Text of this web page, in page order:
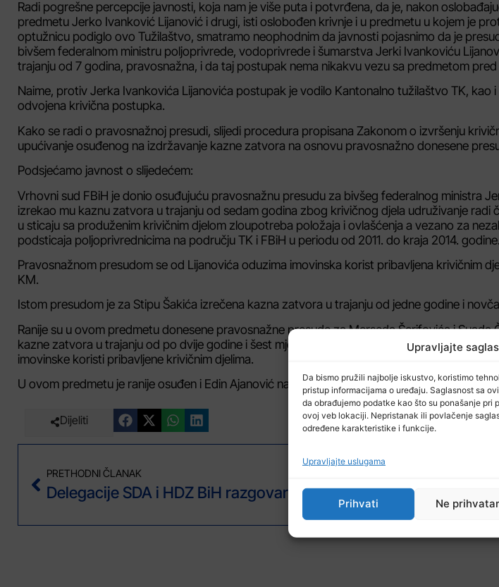
Upravljajte
Da bismo pružili najbolje iskustvo, koristimo
pristup informacijama o uređaju. Saglasnost sa
da obrađujemo podatke kao što su ponašanje pri
ovoj veb lokaciji. Nepristanak ili povlačenje
određene karakteristike i funkcije.
Upravljajte uslugama
Prihvati Ne
Radi pogrešne percepcije javnosti, koja nam je više puta i potvrđena, da je, nakon
predmetu Jerko Ivanković Lijanović i drugi, isti oslobođen krivnje i u predmetu u kojem je
optužnicu podiglo ovo Tužilaštvo, smatramo neophodnim da javnosti pojasnimo da je
bivšem federalnom ministru poljoprivrede, vodoprivrede i šumarstva Jerki Ivankoviću
trajanju od 7 godina, pravosnažna, i da taj postupak nema nikakvu vezu sa predmetom pred
Naime, protiv Jerka Ivankovića Lijanovića postupak je vodilo Kantonalno tužilaštvo TK, kao i
odvojena krivična postupka.
Kako se radi o pravosnažnoj presudi, slijedi procedura propisana Zakonom o izvršenju
upućivanje osuđenog na izdržavanje kazne zatvora na osnovu pravosnažno donesene
Podsjećamo javnost o slijedećem:
Vrhovni sud FBiH je donio osuđujuću pravosnažnu presudu za bivšeg federalnog ministra
izrekao mu kaznu zatvora u trajanju od sedam godina zbog krivičnog djela udruživanje radi
u sticaju sa produženim krivičnim djelom zloupotreba položaja i ovlašćenja a vezano za
podsticaja poljoprivrednicima na području TK i FBiH u periodu od 2011. do kraja 2014. godine.
Pravosnažnom presudom se od Lijanovića oduzima imovinska korist pribavljena krivičnim
KM.
Istom presudom je za Stipu Šakića izrečena kazna zatvora u trajanju od jedne godine i
Ranije su u ovom predmetu donesene pravosnažne presude za Merseda Šerifovića i Suada
kazne zatvora u trajanju od po dvije godine i šest mjeseci, te je od Šerifovića oduzeto
imovinske koristi pribavljene krivičnim djelima.
U ovom predmetu je ranije osuđen i Edin Ajanović na jednu godinu zatvora.
Dijeliti
PRETHODNI ČLANAK
Delegacije SDA i HDZ BiH razgovarale o Izbornom zakonu BiH